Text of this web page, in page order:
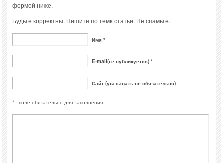
формой ниже.
Будьте корректны. Пишите по теме статьи. Не спамьте.
Имя *
E-mail(не публикуется) *
Сайт (указывать не обязательно)
* - поле обязательно для заполнения